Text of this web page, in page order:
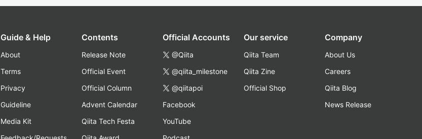
Guide & Help
About
Terms
Privacy
Guideline
Media Kit
Contents
Release Note
Official Event
Official Column
Advent Calendar
Qiita Tech Festa
Official Accounts
@Qiita
@qiita_milestone
@qiitapoi
Facebook
YouTube
Our service
Qiita Team
Qiita Zine
Official Shop
Company
About Us
Careers
Qiita Blog
News Release